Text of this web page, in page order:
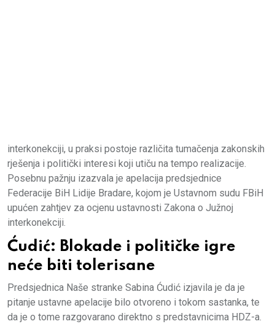
interkonekciji, u praksi postoje različita tumačenja zakonskih
rješenja i politički interesi koji utiču na tempo realizacije.
Posebnu pažnju izazvala je apelacija predsjednice
Federacije BiH Lidije Bradare, kojom je Ustavnom sudu FBiH
upućen zahtjev za ocjenu ustavnosti Zakona o Južnoj
interkonekciji.
Ćudić: Blokade i političke igre
neće biti tolerisane
Predsjednica Naše stranke Sabina Ćudić izjavila je da je
pitanje ustavne apelacije bilo otvoreno i tokom sastanka, te
da je o tome razgovarano direktno s predstavnicima HDZ-a.